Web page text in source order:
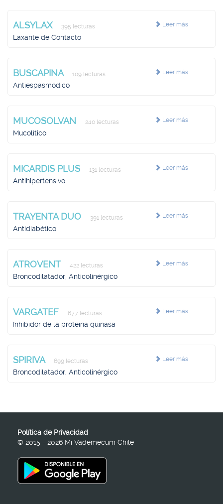
Leer más
ALSYLAX 395 lecturas
Laxante de Contacto
Leer más
BUSCAPINA 109 lecturas
Antiespasmódico
Leer más
MUCOSOLVAN 240 lecturas
Mucolítico
Leer más
MICARDIS PLUS 131 lecturas
Antihipertensivo
Leer más
TRAYENTA DUO 391 lecturas
Antidiabético
Leer más
ATROVENT 422 lecturas
Broncodilatador, Anticolinérgico
Leer más
VARGATEF 677 lecturas
Inhibidor de la proteína quinasa
Leer más
SPIRIVA 699 lecturas
Broncodilatador, Anticolinérgico
Política de Privacidad
© 2015 - 2026 Mi Vademecum Chile